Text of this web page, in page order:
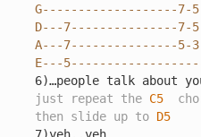
G-------------------
D---7---------------
A---7---------------
E---
just repeat the C5
then slide up to D5